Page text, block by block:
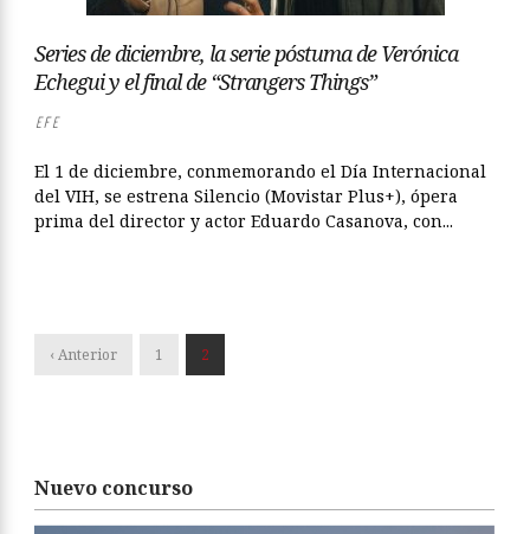
Series de diciembre, la serie póstuma de Verónica
Echegui y el final de “Strangers Things”
EFE
El 1 de diciembre, conmemorando el Día Internacional
del VIH, se estrena Silencio (Movistar Plus+), ópera
prima del director y actor Eduardo Casanova, con...
‹ Anterior 1 2
Nuevo concurso